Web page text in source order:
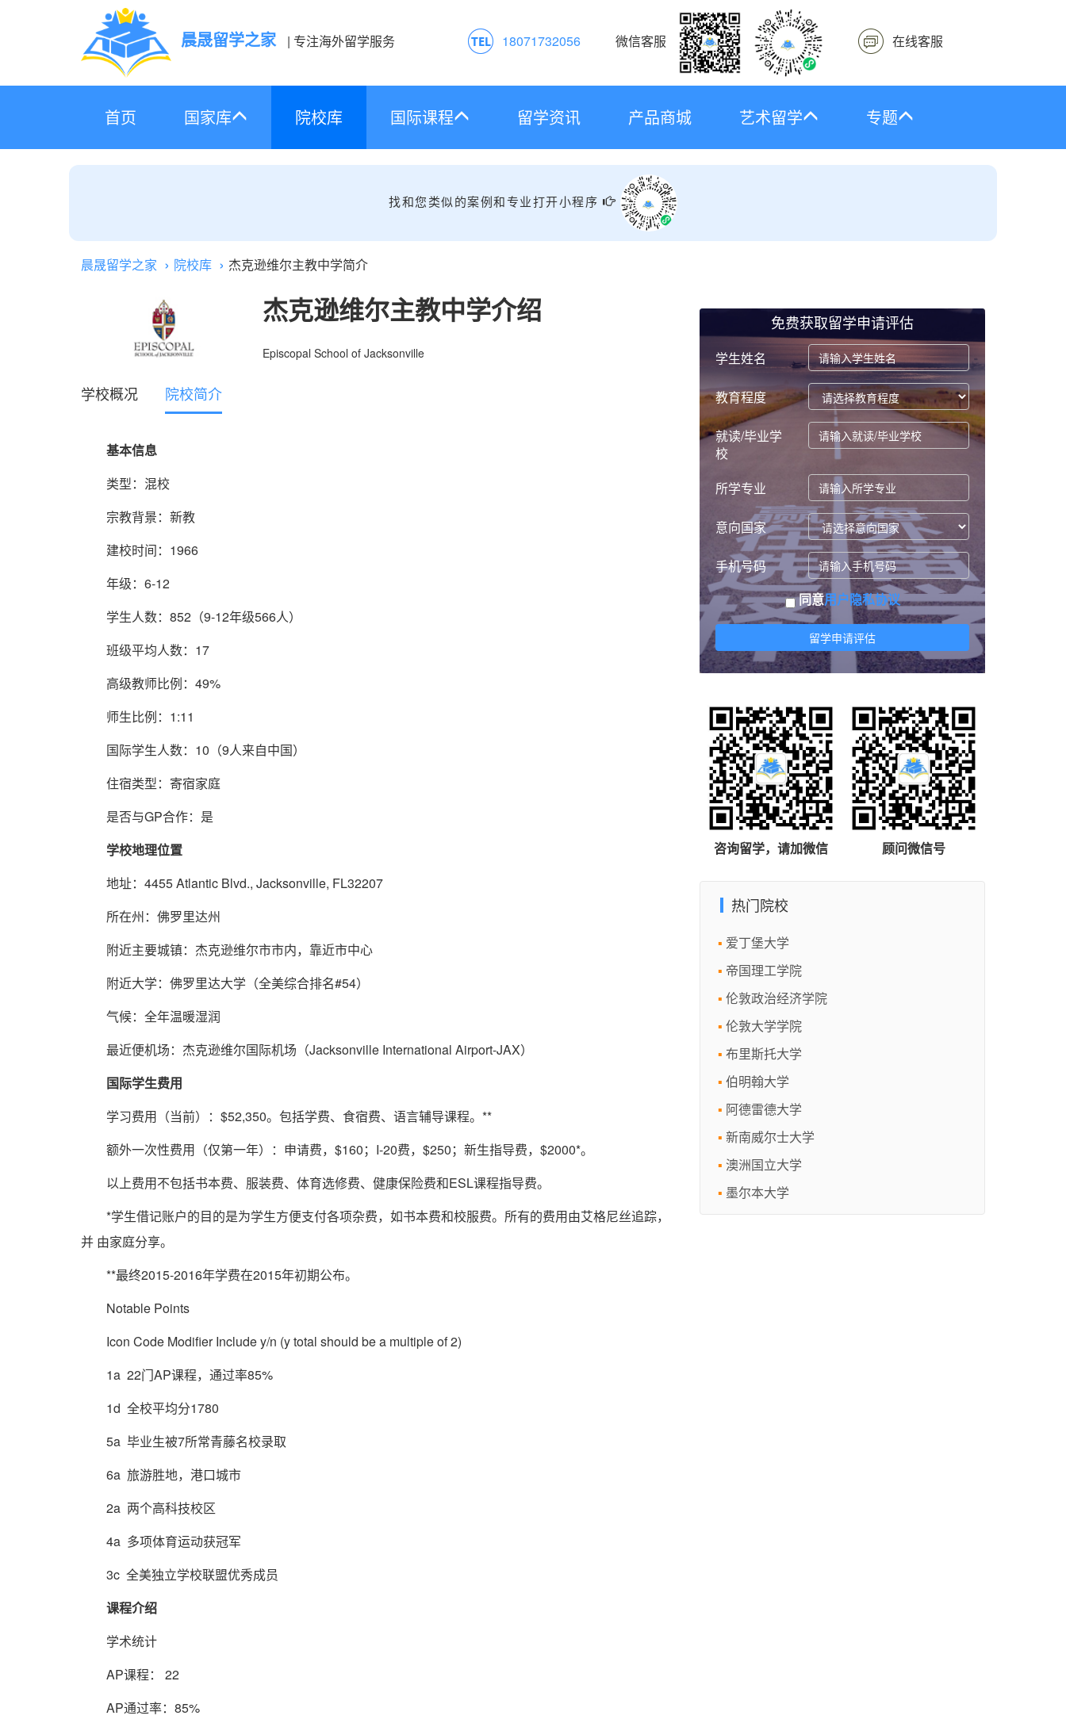
晨晟留学之家 | 专注海外留学服务 18071732056 微信客服 在线客服
首页 国家库 院校库 国际课程 留学资讯 产品商城 艺术留学 专题
找和您类似的案例和专业打开小程序
晨晟留学之家 院校库 杰克逊维尔主教中学简介
杰克逊维尔主教中学介绍
Episcopal School of Jacksonville
学校概况 院校简介
基本信息
类型：混校
宗教背景：新教
建校时间：1966
年级：6-12
学生人数：852（9-12年级566人）
班级平均人数：17
高级教师比例：49%
师生比例：1:11
国际学生人数：10（9人来自中国）
住宿类型：寄宿家庭
是否与GP合作：是
学校地理位置
地址：4455 Atlantic Blvd., Jacksonville, FL32207
所在州：佛罗里达州
附近主要城镇：杰克逊维尔市市内，靠近市中心
附近大学：佛罗里达大学（全美综合排名#54）
气候：全年温暖湿润
最近便机场：杰克逊维尔国际机场（Jacksonville International Airport-JAX）
国际学生费用
学习费用（当前）：$52,350。包括学费、食宿费、语言辅导课程。**
额外一次性费用（仅第一年）：申请费，$160；I-20费，$250；新生指导费，$2000*。
以上费用不包括书本费、服装费、体育选修费、健康保险费和ESL课程指导费。
*学生借记账户的目的是为学生方便支付各项杂费，如书本费和校服费。所有的费用由艾格尼丝追踪，
并 由家庭分享。
**最终2015-2016年学费在2015年初期公布。
Notable Points
Icon Code Modifier Include y/n (y total should be a multiple of 2)
1a 22门AP课程，通过率85%
1d 全校平均分1780
5a 毕业生被7所常青藤名校录取
6a 旅游胜地，港口城市
2a 两个高科技校区
4a 多项体育运动获冠军
3c 全美独立学校联盟优秀成员
课程介绍
学术统计
AP课程： 22
AP通过率：85%
免费获取留学申请评估
学生姓名
教育程度
就读/毕业学
校
所学专业
意向国家
手机号码
同意用户隐私协议
留学申请评估
咨询留学，请加微信 顾问微信号
热门院校
爱丁堡大学
帝国理工学院
伦敦政治经济学院
伦敦大学学院
布里斯托大学
伯明翰大学
阿德雷德大学
新南威尔士大学
澳洲国立大学
墨尔本大学